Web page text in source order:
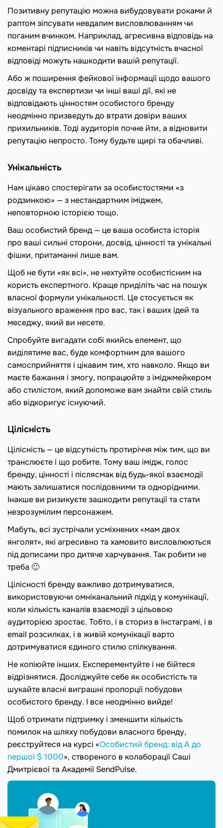
Позитивну репутацію можна вибудовувати роками й
раптом зіпсувати невдалим висловлюванням чи
поганим вчинком. Наприклад, агресивна відповідь на
коментарі підписників чи навіть відсутність вчасної
відповіді можуть нашкодити вашій репутації.
Або ж поширення фейкової інформації щодо вашого
досвіду та експертизи чи інші ваші дії, які не
відповідають цінностям особистого бренду
неодмінно призведуть до втрати довіри ваших
прихильників. Тоді аудиторія почне йти, а відновити
репутацію непросто. Тому будьте щирі та обачливі.
Унікальність
Нам цікаво спостерігати за особистостями «з
родзинкою» — з нестандартним іміджем,
неповторною історією тощо.
Ваш особистий бренд — це ваша особиста історія
про ваші сильні сторони, досвід, цінності та унікальні
фішки, притаманні лише вам.
Щоб не бути «як всі», не нехтуйте особистісним на
користь експертного. Краще приділіть час на пошук
власної формули унікальності. Це стосується як
візуального враження про вас, так і ваших ідей та
меседжу, який ви несете.
Спробуйте вигадати собі якийсь елемент, що
виділятиме вас, буде комфортним для вашого
самосприйняття і цікавим тим, хто навколо. Якщо ви
маєте бажання і змогу, попрацюйте з іміджмейкером
або стилістом, який допоможе вам знайти свій стиль
або відкоригує існуючий.
Цілісність
Цілісність — це відсутність протиріччя між тим, що ви
транслюєте і що робите. Тому ваш імідж, голос
бренду, цінності і післясмак від будь-якої взаємодії
мають залишатися послідовними та однорідними.
Інакше ви ризикуєте зашкодити репутації та стати
незрозумілим персонажем.
Мабуть, всі зустрічали усміхнених «мам двох
янголят», які агресивно та хамовито висловлюються
під дописами про дитяче харчування. Так робити не
треба 🙂
Цілісності бренду важливо дотримуватися,
використовуючи омніканальний підхід у комунікації,
коли кількість каналів взаємодії з цільовою
аудиторією зростає. Тобто, і в сториз в Інстаграмі, і в
email розсилках, і в живій комунікації варто
дотримуватися єдиного стилю спілкування.
Не копіюйте інших. Експерементуйте і не бійтеся
відрізнятися. Досліджуйте себе як особистість та
шукайте власні виграшні пропорції побудови
особистого бренду. І все неодмінно вийде!
Щоб отримати підтримку і зменшити кількість
помилок на шляху побудови власного бренду,
реєструйтеся на курсі «Особистий бренд: від А до
першої $ 1000», створеного в колаборації Саші
Дмитрієвої та Академії SendPulse.